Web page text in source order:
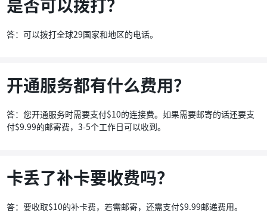
是否可以拨打？
答：可以拨打全球29国家和地区的电话。
开通服务都有什么费用？
答：您开通服务时需要支付$10的连接费。如果需要邮寄的话还要支
付$9.99的邮寄费，3-5个工作日可以收到。
卡丢了补卡要收费吗？
答：要收取$10的补卡费，若需邮寄，还需支付$9.99邮递费用。